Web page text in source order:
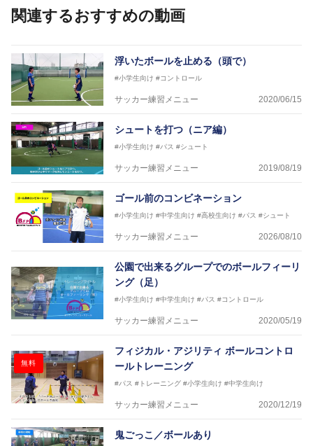
協会公認キッズリーダーチーフインストラクター
【指導歴】
FリーグU23選抜監督、ミャンマー女子フットサル代
日本サッカー協会フットサルインストラクター、AFC
（アジアサッカー連盟）フットサルインストラクター
【資格】
JFA公認A級コーチジェネラルライセンス・JFA公認フ
ットサルB級コーチライセンス
横山 哲久
【指導歴】
ASV ペスカドーラ町田 監督、FC VIGORE 監督
【資格】
日本サッカー協会公認B級ライセンス・日本サッカー
協会公認フットサルB級ライセンス
※全コーチボンフィンサッカースクール所属
関連するおすすめの動画
浮いたボールを止める（頭で）
#小学生向け #コントロール
サッカー練習メニュー 2020/06/15
シュートを打つ（ニア編）
#小学生向け #パス #シュート
サッカー練習メニュー 2019/08/19
ゴール前のコンビネーション
#小学生向け #中学生向け #高校生向け #パス #シュート
サッカー練習メニュー 2026/08/10
公園で出来るグループでのボールフィーリ
ング（足）
#小学生向け #中学生向け #パス #コントロール
サッカー練習メニュー 2020/05/19
無料
フィジカル・アジリティ ボールコントロ
ールトレーニング
#パス #トレーニング #小学生向け #中学生向け
サッカー練習メニュー 2020/12/19
鬼ごっこ／ボールあり